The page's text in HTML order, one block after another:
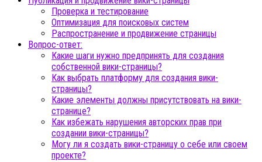
Проверка и тестирование
Оптимизация для поисковых систем
Распространение и продвижение страницы
Вопрос-ответ:
Какие шаги нужно предпринять для создания
собственной вики-страницы?
Как выбрать платформу для создания вики-
страницы?
Какие элементы должны присутствовать на вики-
странице?
Как избежать нарушения авторских прав при
создании вики-страницы?
Могу ли я создать вики-страницу о себе или своем
проекте?